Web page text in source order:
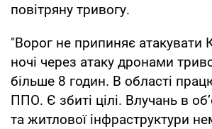
повітряну тривогу.
"Ворог не припиняє атакувати
ночі через атаку дронами
більше 8 годин. В області
ППО. Є збиті цілі. Влучань в
та житлової інфраструктури